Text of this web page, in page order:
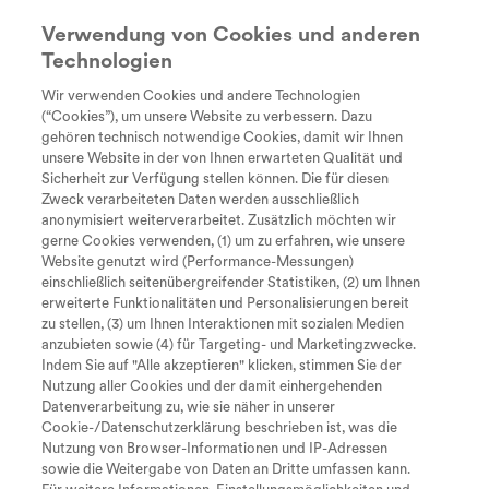
Tastaturkürzel zur Bedienung der
Seite
Zum Inhalt
Zum Hauptmenü
Seite durchsuchen
Nach oben springen
Every Day
Unstoppable
Diagnose
Therapie &
Behandlung
Suche
search
Rechtliche Hinweise
Keine Garantie und keine Haftung
Der Herausgeber dieser Webseite unternimmt zwar alles,
um exakte und aktuelle Informationen bereitzustellen, doch
leistet er weder ausdrücklich noch stillschweigend
irgendwelche Gewähr oder Garantie für die Genauigkeit
und Vollständigkeit der Information auf dieser Website und
lehnen jegliche Haftung für die Verwendung dieser Website
oder von Websites, die über einen Link mit ihr verbunden
Verwendung von Cookies und anderen
Technologien
Wir verwenden Cookies und andere Technologien
(“Cookies”), um unsere Website zu verbessern. Dazu
gehören technisch notwendige Cookies, damit wir Ihnen
unsere Website in der von Ihnen erwarteten Qualität und
Sicherheit zur Verfügung stellen können. Die für diesen
Zweck verarbeiteten Daten werden ausschließlich
anonymisiert weiterverarbeitet. Zusätzlich möchten wir
gerne Cookies verwenden, (1) um zu erfahren, wie unsere
Website genutzt wird (Performance-Messungen)
einschließlich seitenübergreifender Statistiken, (2) um Ihnen
erweiterte Funktionalitäten und Personalisierungen bereit
zu stellen, (3) um Ihnen Interaktionen mit sozialen Medien
anzubieten sowie (4) für Targeting- und Marketingzwecke.
Indem Sie auf "Alle akzeptieren" klicken, stimmen Sie der
Nutzung aller Cookies und der damit einhergehenden
Datenverarbeitung zu, wie sie näher in unserer
Cookie-/Datenschutzerklärung beschrieben ist, was die
Nutzung von Browser-Informationen und IP-Adressen
sowie die Weitergabe von Daten an Dritte umfassen kann.